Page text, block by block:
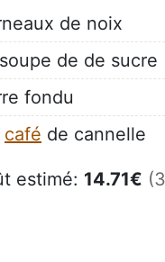
de noix
de de sucre
fondu
café de cannelle
estimé: 14.71€